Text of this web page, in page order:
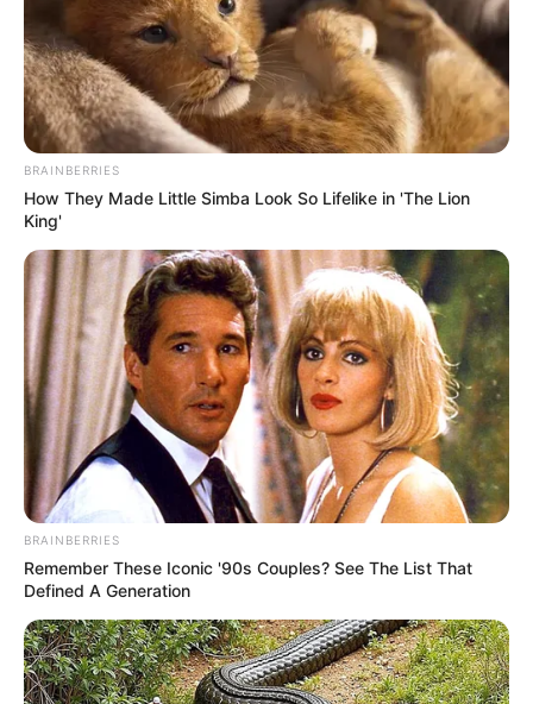
BRAINBERRIES
How They Made Little Simba Look So Lifelike in 'The Lion
King'
BRAINBERRIES
Remember These Iconic '90s Couples? See The List That
Defined A Generation